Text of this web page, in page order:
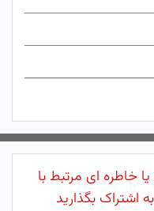
خاطره ای مرتبط با
اشتراک بگذارید